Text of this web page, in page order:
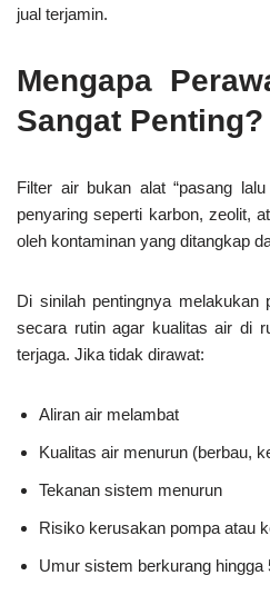
jual terjamin.
Mengapa
Sangat Penting?
Filter air bukan alat “pasang
penyaring seperti karbon, zeolit,
oleh kontaminan yang ditangkap
Di sinilah pentingnya melakukan
secara rutin agar kualitas air di
terjaga. Jika tidak dirawat:
Aliran air melambat
Kualitas air menurun (berbau,
Tekanan sistem menurun
Risiko kerusakan pompa atau
Umur sistem berkurang hingga